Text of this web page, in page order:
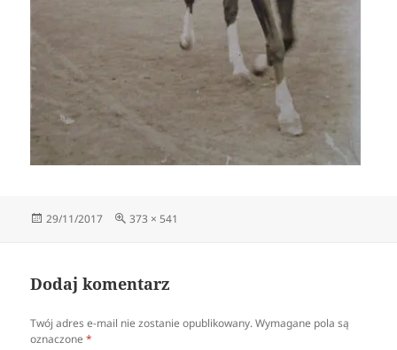
Data
29/11/2017
Pełny
373 × 541
Dodaj komentarz
Twój adres e-mail nie zostanie opublikowany. Wymagane pola są
oznaczone*